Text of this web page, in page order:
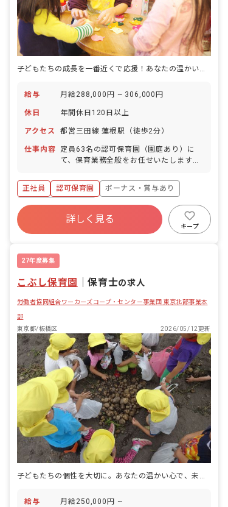
子どもたちの成長を一番近くで応援！あなたの温かい心が輝く場所がここに
給与 月給288,000円 ~ 306,000円
休日 年間休日120日以上
アクセス 都営三田線 蓮根駅（徒歩2分）
仕事内容
定員63名の認可保育園（園庭あり）に
て、保育業務全般をお任せいたします。
が苦手な方も歓迎いたします。 当園は、
木のぬくもり溢れる園舎と「自然共育」
が魅力です。 “あたたかい空間「いえ」
が人を育てる”を合言葉に、子どもたち
一人ひとりに寄り添う保育を実践してい
正社員 認可保育園
ボーナス・賞与あり
年間休日120日以上
寮・住宅・家賃補助あり
社会保険完備
残業少なめ
詳しく見る
キープ
27年度募集
こぶし保育園 ｜保育士の求人
労働者協同組合ワーカーズコープ・センター事業団 東京北部事業本
部
東京都/板橋区
2026/05/12更新
子どもたちの個性を大切に。あなたの温かい心で、未来を一緒に育みませんか？
給与 月給250,000円 ~